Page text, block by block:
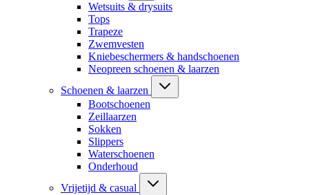
Wetsuits & drysuits
Tops
Trapeze
Zwemvesten
Kniebeschermers & handschoenen
Neopreen schoenen & laarzen
Schoenen & laarzen
Bootschoenen
Zeillaarzen
Sokken
Slippers
Waterschoenen
Onderhoud
Vrijetijd & casual